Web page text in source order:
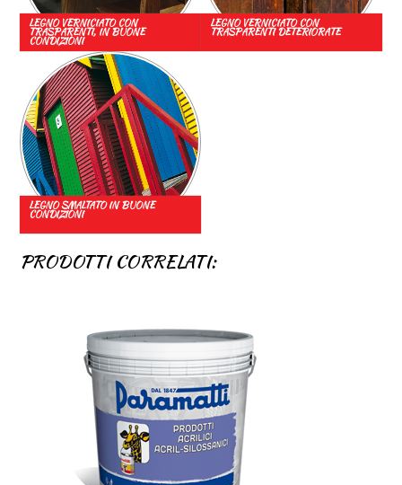
LEGNO VERNICIATO CON
TRASPARENTI, IN BUONE
CONDIZIONI
LEGNO SMALTATO IN BUONE
CONDIZIONI
LEGNO VERNICIATO CON
TRASPARENTI DETERIORATE
PRODOTTI CORRELATI: